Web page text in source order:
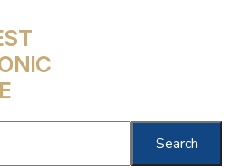
Search